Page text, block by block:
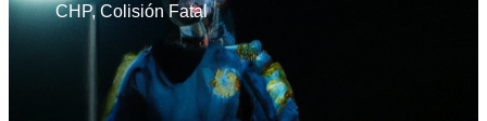
CHP,Colisión Fatal